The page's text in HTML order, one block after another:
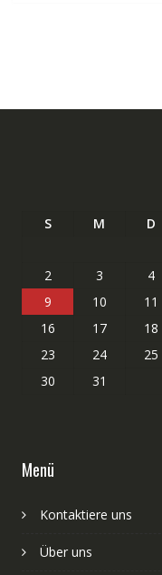
S M D
2
3 4
9
10 11
16
17 18
23
24 25
30
31
Menü
Kontaktiere uns
Über uns